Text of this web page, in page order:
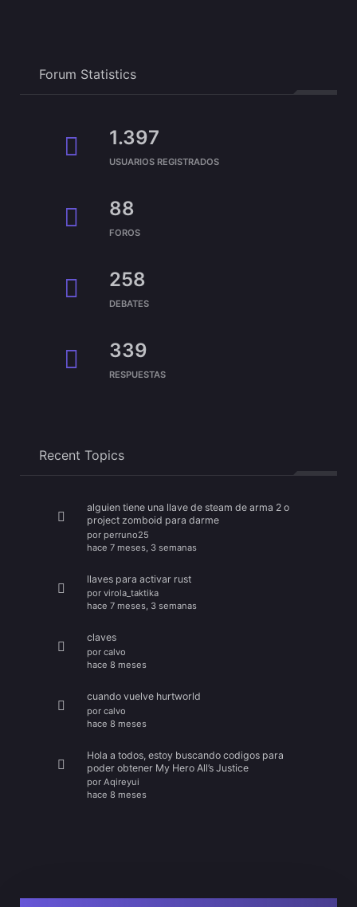
Forum Statistics
1.397
USUARIOS REGISTRADOS
88
FOROS
258
DEBATES
339
RESPUESTAS
Recent Topics
alguien tiene una llave de steam de arma 2 o
project zomboid para darme
por perruno25
hace 7 meses, 3 semanas
llaves para activar rust
por virola_taktika
hace 7 meses, 3 semanas
claves
por calvo
hace 8 meses
cuando vuelve hurtworld
por calvo
hace 8 meses
Hola a todos, estoy buscando codigos para
poder obtener My Hero All’s Justice
por Aqireyui
hace 8 meses